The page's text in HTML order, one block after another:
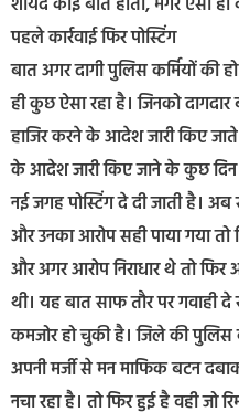
पहले कार्रवाई फिर पोस्टिंग
बात अगर दागी पुलिस कर्मियों की
ही कुछ ऐसा रहा है। जिनको
हाजिर करने के आदेश जारी किए जाते
के आदेश जारी किए जाने के कुछ दिन
नई जगह पोस्टिंग दे दी जाती है।
और उनका आरोप सही पाया गया तो
और अगर आरोप निराधार थे तो
थी। यह बात साफ तौर पर गवाही
कमजोर हो चुकी है। जिले की पुलिस
अपनी मर्जी से मन माफिक बटन
नचा रहा है। तो फिर हुई है वही जो